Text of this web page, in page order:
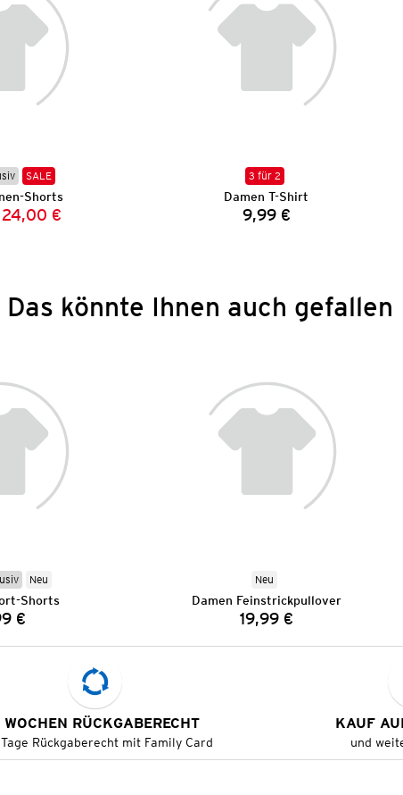
SALE
Shorts
Preis:
Preis:
24,00 €
3 für 2
Damen T-Shirt
Preis:
9,99 €
Das könnte Ihnen auch gefallen
Neu
Shorts
€
Neu
Damen Feinstrickpullover
Preis:
19,99 €
RÜCKGABERECHT
Rückgaberecht mit Family Card
KAUF
und